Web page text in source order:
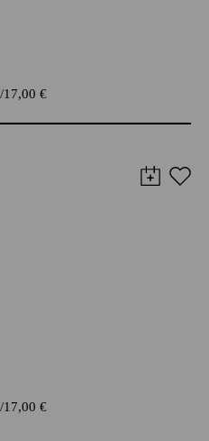
17,00 €
17,00 €